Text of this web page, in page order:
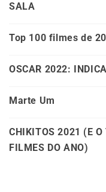
SALA
Top 100 filmes de
OSCAR 2022:
Marte Um
CHIKITOS 2021 (E O
FILMES DO ANO)